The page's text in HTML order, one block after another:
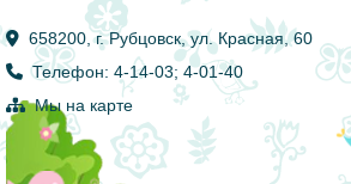
658200, г. Рубцовск, ул. Красная, 60
Телефон: 4-14-03; 4-01-40
Мы на карте